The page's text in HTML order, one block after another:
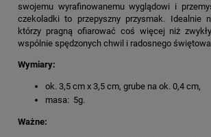
swojemu wyrafinowanemu wyglądowi i
czekoladki to przepyszny przysmak. Idealnie
którzy pragną ofiarować coś więcej niż
wspólnie spędzonych chwil i radosnego
Wymiary:
ok. 3,5 cm x 3,5 cm, grube na ok. 0,4 cm,
masa: 5g.
Ważne: